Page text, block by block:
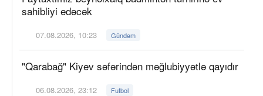
sahibliyi edəcək
07.08.2026, 10:23 Gündəm
"Qarabağ" Kiyev səfərindən məğlubiyyətlə qayıdır
06.08.2026, 23:12 Futbol